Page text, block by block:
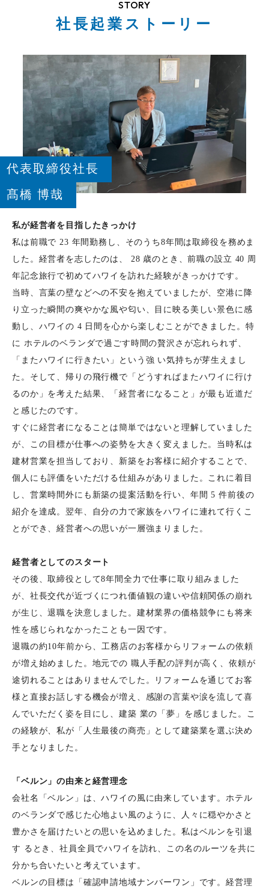
STORY
社長起業ストーリー
代表取締役社長
髙橋 博哉
私が経営者を目指したきっかけ
私は前職で 23 年間勤務し、そのうち8年間は取締役を務めま
した。経営者を志したのは、 28 歳のとき、前職の設立 40 周
年記念旅行で初めてハワイを訪れた経験がきっかけです。
当時、言葉の壁などへの不安を抱えていましたが、空港に降
り立った瞬間の爽やかな風や匂い、目に映る美しい景色に感
動し、ハワイの 4 日間を心から楽しむことができました。特
に ホテルのベランダで過ごす時間の贅沢さが忘れられず、
「またハワイに行きたい」という強 い気持ちが芽生えまし
た。そして、帰りの飛行機で「どうすればまたハワイに行け
るのか」を考えた結果、「経営者になること」が最も近道だ
と感じたのです。
すぐに経営者になることは簡単ではないと理解していました
が、この目標が仕事への姿勢を大きく変えました。当時私は
建材営業を担当しており、新築をお客様に紹介することで、
個人にも評価をいただける仕組みがありました。これに着目
し、営業時間外にも新築の提案活動を行い、年間 5 件前後の
紹介を達成。翌年、自分の力で家族をハワイに連れて行くこ
とができ、経営者への思いが一層強まりました。
経営者としてのスタート
その後、取締役として8年間全力で仕事に取り組みました
が、社⻑交代が近づくにつれ価値観の違いや信頼関係の崩れ
が生じ、退職を決意しました。建材業界の価格競争にも将来
性を感じられなかったことも一因です。
退職の約10年前から、工務店のお客様からリフォームの依頼
が増え始めました。地元での 職人手配の評判が高く、依頼が
途切れることはありませんでした。リフォームを通じてお客
様と直接お話しする機会が増え、感謝の言葉や涙を流して喜
んでいただく姿を目にし、建築 業の「夢」を感じました。こ
の経験が、私が「人生最後の商売」として建築業を選ぶ決め
手となりました。
「ベルン」の由来と経営理念
会社名「ベルン」は、ハワイの風に由来しています。ホテル
のベランダで感じた心地よい風のように、人々に穏やかさと
豊かさを届けたいとの思いを込めました。私はベルンを引退
す るとき、社員全員でハワイを訪れ、この名のルーツを共に
分かち合いたいと考えています。
ベルンの目標は「確認申請地域ナンバーワン」です。経営理